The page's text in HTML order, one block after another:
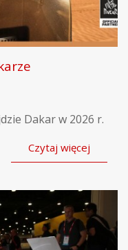
Dakar w 2026 r.
Czytaj więcej